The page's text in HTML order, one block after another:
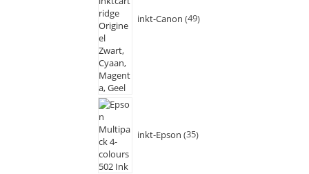
inkt-Canon 49
inkt-Epson 35